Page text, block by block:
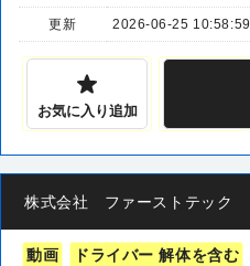
更新 2026-06-25 10:58:59
お気に入り追加
株式会社 ファーストテック
動画
ドライバー 解体を含む